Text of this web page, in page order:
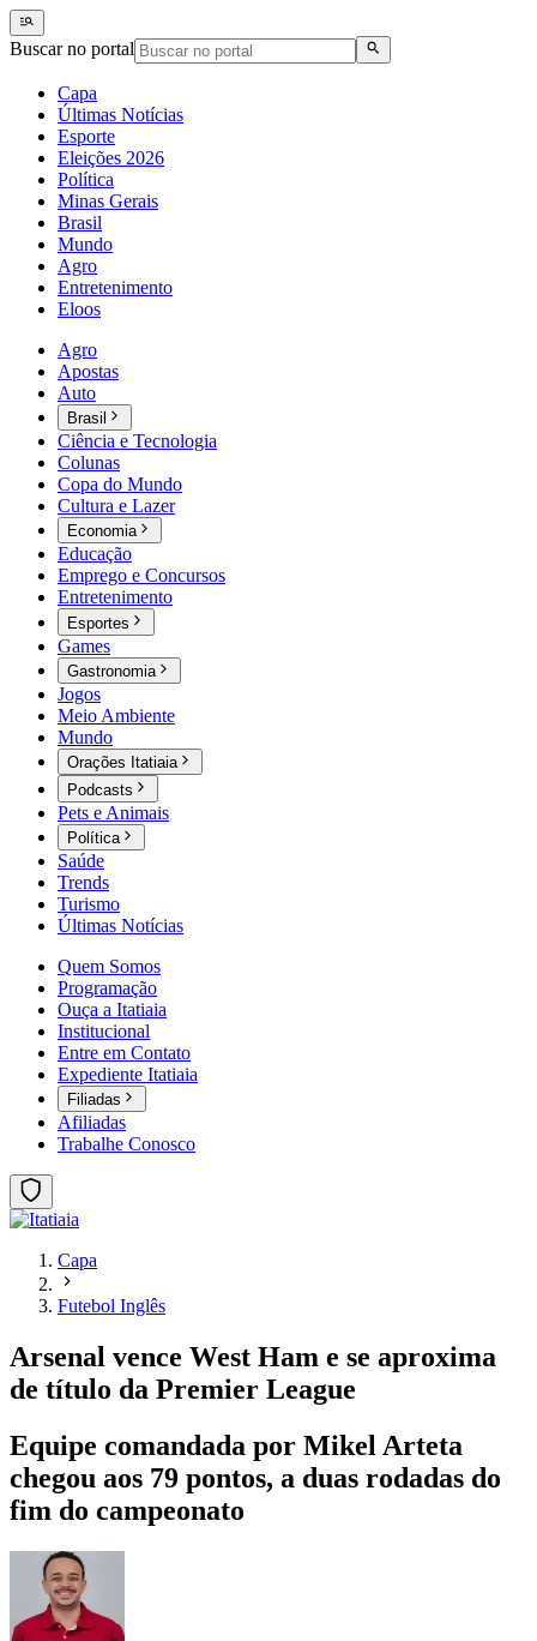
Buscar no portal
Capa
Últimas Notícias
Esporte
Eleições 2026
Política
Minas Gerais
Brasil
Mundo
Agro
Entretenimento
Eloos
Agro
Apostas
Auto
Brasil
Ciência e Tecnologia
Colunas
Copa do Mundo
Cultura e Lazer
Economia
Educação
Emprego e Concursos
Entretenimento
Esportes
Games
Gastronomia
Jogos
Meio Ambiente
Mundo
Orações Itatiaia
Podcasts
Pets e Animais
Política
Saúde
Trends
Turismo
Últimas Notícias
Quem Somos
Programação
Ouça a Itatiaia
Institucional
Entre em Contato
Expediente Itatiaia
Filiadas
Afiliadas
Trabalhe Conosco
Capa
Futebol Inglês
Arsenal vence West Ham e se aproxima
de título da Premier League
Equipe comandada por Mikel Arteta
chegou aos 79 pontos, a duas rodadas do
fim do campeonato